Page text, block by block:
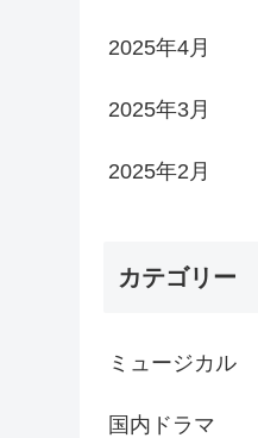
2025年4月
2025年3月
2025年2月
カテゴリー
ミュージカル
国内ドラマ